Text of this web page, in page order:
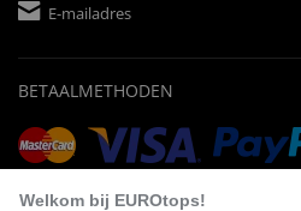
E-mailadres
BETAALMETHODEN
Welkom bij EUROtops!